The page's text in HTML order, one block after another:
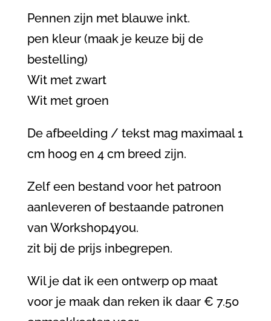
Pennen zijn met blauwe inkt.
pen kleur (maak je keuze bij de
bestelling)
Wit met zwart
Wit met groen
De afbeelding / tekst mag maximaal 1
cm hoog en 4 cm breed zijn.
Zelf een bestand voor het patroon
aanleveren of bestaande patronen
van Workshop4you.
zit bij de prijs inbegrepen.
Wil je dat ik een ontwerp op maat
voor je maak dan reken ik daar € 7.50